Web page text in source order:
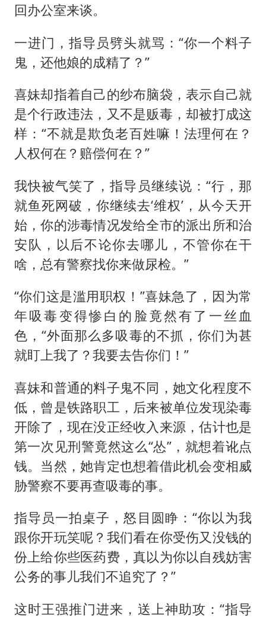
回办公室来谈。
一进门，指导员劈头就骂：“你一个料子
鬼，还他娘的成精了？”
喜妹却指着自己的纱布脑袋，表示自己就
是个行政违法，又不是贩毒，却被打成这
样：“不就是欺负老百姓嘛！法理何在？
人权何在？赔偿何在？”
我快被气笑了，指导员继续说：“行，那
就鱼死网破，你继续去‘维权’，从今天开
始，你的涉毒情况发给全市的派出所和治
安队，以后不论你去哪儿，不管你在干
啥，总有警察找你来做尿检。”
“你们这是滥用职权！”喜妹急了，因为常
年吸毒变得惨白的脸竟然有了一丝血
色，“外面那么多吸毒的不抓，你们为甚
就盯上我了？我要去告你们！”
喜妹和普通的料子鬼不同，她文化程度不
低，曾是铁路职工，后来被单位发现染毒
开除了，现在没正经收入来源，估计也是
第一次见刑警竟然这么“怂”，就想着讹点
钱。当然，她肯定也想着借此机会变相威
胁警察不要再查吸毒的事。
指导员一拍桌子，怒目圆睁：“你以为我
跟你开玩笑呢？我们看在你受伤又没钱的
份上给你些医药费，真以为你以自残妨害
公务的事儿我们不追究了？”
这时王强推门进来，送上神助攻：“指导